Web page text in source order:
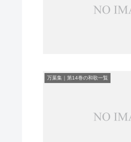
万葉集｜第14巻の和歌一覧